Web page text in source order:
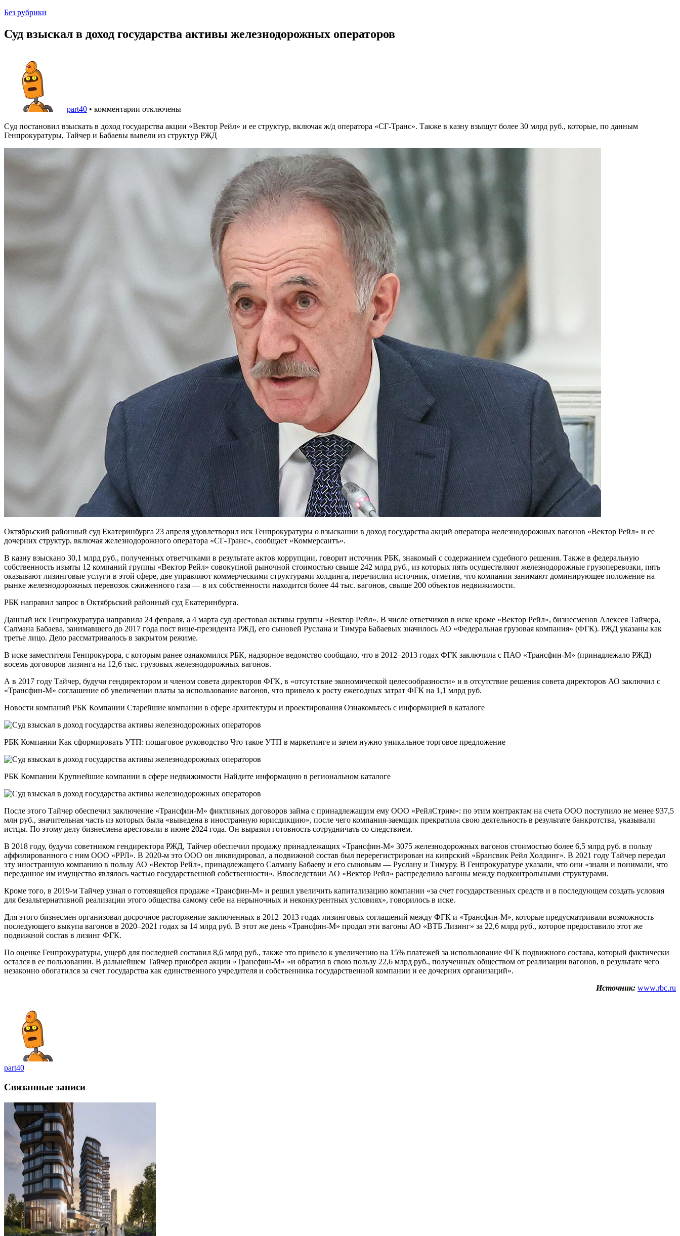
Без рубрики
Суд взыскал в доход государства активы железнодорожных операторов
part40 • комментарии отключены
Суд постановил взыскать в доход государства акции «Вектор Рейл» и ее структур, включая ж/д оператора «СГ-Транс». Также в казну взыщут более 30 млрд руб., которые, по данным
Генпрокуратуры, Тайчер и Бабаевы вывели из структур РЖД
Октябрьский районный суд Екатеринбурга 23 апреля удовлетворил иск Генпрокуратуры о взыскании в доход государства акций оператора железнодорожных вагонов «Вектор Рейл» и ее
дочерних структур, включая железнодорожного оператора «СГ-Транс», сообщает «Коммерсантъ».
В казну взыскано 30,1 млрд руб., полученных ответчиками в результате актов коррупции, говорит источник РБК, знакомый с содержанием судебного решения. Также в федеральную
собственность изъяты 12 компаний группы «Вектор Рейл» совокупной рыночной стоимостью свыше 242 млрд руб., из которых пять осуществляют железнодорожные грузоперевозки, пять
оказывают лизинговые услуги в этой сфере, две управляют коммерческими структурами холдинга, перечислил источник, отметив, что компании занимают доминирующее положение на
рынке железнодорожных перевозок сжиженного газа — в их собственности находится более 44 тыс. вагонов, свыше 200 объектов недвижимости.
РБК направил запрос в Октябрьский районный суд Екатеринбурга.
Данный иск Генпрокуратура направила 24 февраля, а 4 марта суд арестовал активы группы «Вектор Рейл». В числе ответчиков в иске кроме «Вектор Рейл», бизнесменов Алексея Тайчера,
Салмана Бабаева, занимавшего до 2017 года пост вице-президента РЖД, его сыновей Руслана и Тимура Бабаевых значилось АО «Федеральная грузовая компания» (ФГК). РЖД указаны как
третье лицо. Дело рассматривалось в закрытом режиме.
В иске заместителя Генпрокурора, с которым ранее ознакомился РБК, надзорное ведомство сообщало, что в 2012–2013 годах ФГК заключила с ПАО «Трансфин-М» (принадлежало РЖД)
восемь договоров лизинга на 12,6 тыс. грузовых железнодорожных вагонов.
А в 2017 году Тайчер, будучи гендиректором и членом совета директоров ФГК, в «отсутствие экономической целесообразности» и в отсутствие решения совета директоров АО заключил с
«Трансфин-М» соглашение об увеличении платы за использование вагонов, что привело к росту ежегодных затрат ФГК на 1,1 млрд руб.
Новости компаний РБК Компании Старейшие компании в сфере архитектуры и проектирования Ознакомьтесь с информацией в каталоге
РБК Компании Как сформировать УТП: пошаговое руководство Что такое УТП в маркетинге и зачем нужно уникальное торговое предложение
РБК Компании Крупнейшие компании в сфере недвижимости Найдите информацию в региональном каталоге
После этого Тайчер обеспечил заключение «Трансфин-М» фиктивных договоров займа с принадлежащим ему ООО «РейлСтрим»: по этим контрактам на счета ООО поступило не менее 937,5
млн руб., значительная часть из которых была «выведена в иностранную юрисдикцию», после чего компания-заемщик прекратила свою деятельность в результате банкротства, указывали
истцы. По этому делу бизнесмена арестовали в июне 2024 года. Он выразил готовность сотрудничать со следствием.
В 2018 году, будучи советником гендиректора РЖД, Тайчер обеспечил продажу принадлежащих «Трансфин-М» 3075 железнодорожных вагонов стоимостью более 6,5 млрд руб. в пользу
аффилированного с ним ООО «РРЛ». В 2020-м это ООО он ликвидировал, а подвижной состав был перерегистрирован на кипрский «Брансвик Рейл Холдинг». В 2021 году Тайчер передал
эту иностранную компанию в пользу АО «Вектор Рейл», принадлежащего Салману Бабаеву и его сыновьям — Руслану и Тимуру. В Генпрокуратуре указали, что они «знали и понимали, что
переданное им имущество являлось частью государственной собственности». Впоследствии АО «Вектор Рейл» распределило вагоны между подконтрольными структурами.
Кроме того, в 2019-м Тайчер узнал о готовящейся продаже «Трансфин-М» и решил увеличить капитализацию компании «за счет государственных средств и в последующем создать условия
для безальтернативной реализации этого общества самому себе на нерыночных и неконкурентных условиях», говорилось в иске.
Для этого бизнесмен организовал досрочное расторжение заключенных в 2012–2013 годах лизинговых соглашений между ФГК и «Трансфин-М», которые предусматривали возможность
последующего выкупа вагонов в 2020–2021 годах за 14 млрд руб. В этот же день «Трансфин-М» продал эти вагоны АО «ВТБ Лизинг» за 22,6 млрд руб., которое предоставило этот же
подвижной состав в лизинг ФГК.
По оценке Генпрокуратуры, ущерб для последней составил 8,6 млрд руб., также это привело к увеличению на 15% платежей за использование ФГК подвижного состава, который фактически
остался в ее пользовании. В дальнейшем Тайчер приобрел акции «Трансфин-М» «и обратил в свою пользу 22,6 млрд руб., полученных обществом от реализации вагонов, в результате чего
незаконно обогатился за счет государства как единственного учредителя и собственника государственной компании и ее дочерних организаций».
Источник: www.rbc.ru
part40
Связанные записи